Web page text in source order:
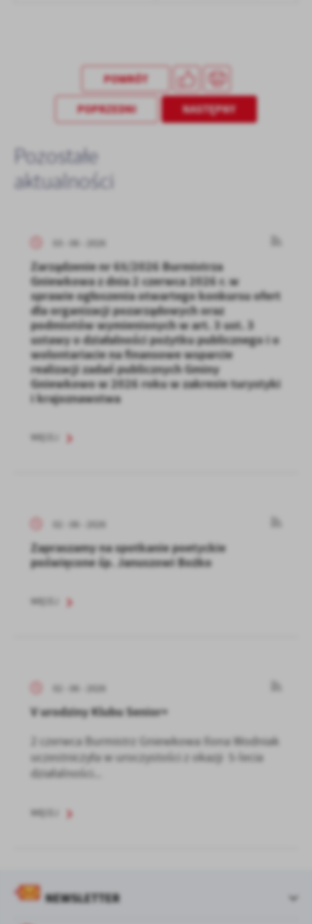
POWRÓT
POPRZEDNI NASTĘPNY
Pozostałe
aktualności
03 - 06 - 2026
Zarządzenie nr 65/2026 Burmistrza
Gniewkowa z dnia 2 czerwca 2026 r. w
sprawie ogłoszenia otwartego konkursu ofert
dla organizacji pozarządowych oraz
podmiotów wymienionych w art. 3 ust. 3
ustawy o działalności pożytku publicznego i o
wolontariacie na finansowe wsparcie
realizacji zadań publicznych Gminy
Gniewkowo w 2026 roku w zakresie turystyki
i krajoznawstwa
02 - 06 - 2026
Zapraszamy na spotkanie poetyckie
poświęcone śp. Januszowi Bożko
02 - 06 - 2026
V urodziny Klubu Senior+
2 czerwca Burmistrz Gniewkowa Ilona Wodniak
uczestniczyła w uroczystości z okazji 5-lecia
działalności...
NEWSLETTER